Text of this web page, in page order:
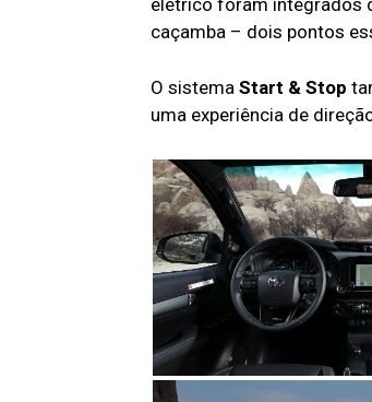
elétrico foram integrados
caçamba – dois pontos
O sistema Start & Stop
uma experiência de